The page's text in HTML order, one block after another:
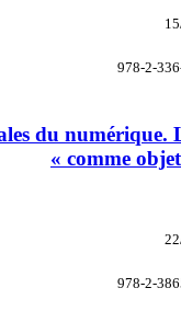
978-2-
du numérique.
comme objet
978-2-